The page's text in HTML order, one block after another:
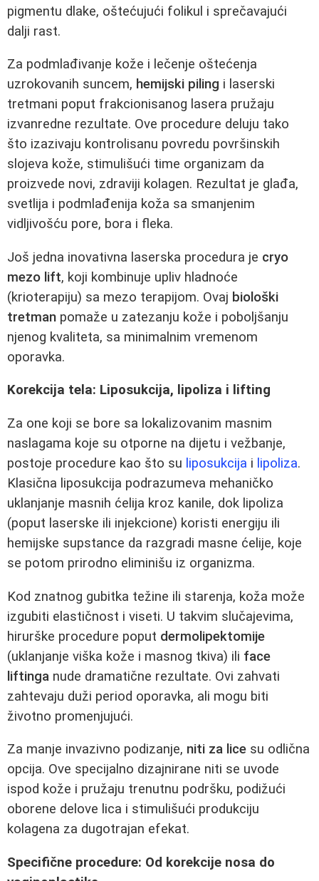
pigmentu dlake, oštećujući folikul i sprečavajući
dalji rast.
Za podmlađivanje kože i lečenje oštećenja
uzrokovanih suncem, hemijski piling i laserski
tretmani poput frakcionisanog lasera pružaju
izvanredne rezultate. Ove procedure deluju tako
što izazivaju kontrolisanu povredu površinskih
slojeva kože, stimulišući time organizam da
proizvede novi, zdraviji kolagen. Rezultat je glađa,
svetlija i podmlađenija koža sa smanjenim
vidljivošću pore, bora i fleka.
Još jedna inovativna laserska procedura je cryo
mezo lift, koji kombinuje upliv hladnoće
(krioterapiju) sa mezo terapijom. Ovaj biološki
tretman pomaže u zatezanju kože i poboljšanju
njenog kvaliteta, sa minimalnim vremenom
oporavka.
Korekcija tela: Liposukcija, lipoliza i lifting
Za one koji se bore sa lokalizovanim masnim
naslagama koje su otporne na dijetu i vežbanje,
postoje procedure kao što su liposukcija i lipoliza.
Klasična liposukcija podrazumeva mehaničko
uklanjanje masnih ćelija kroz kanile, dok lipoliza
(poput laserske ili injekcione) koristi energiju ili
hemijske supstance da razgradi masne ćelije, koje
se potom prirodno eliminišu iz organizma.
Kod znatnog gubitka težine ili starenja, koža može
izgubiti elastičnost i viseti. U takvim slučajevima,
hirurške procedure poput dermolipektomije
(uklanjanje viška kože i masnog tkiva) ili face
liftinga nude dramatične rezultate. Ovi zahvati
zahtevaju duži period oporavka, ali mogu biti
životno promenjujući.
Za manje invazivno podizanje, niti za lice su odlična
opcija. Ove specijalno dizajnirane niti se uvode
ispod kože i pružaju trenutnu podršku, podižući
oborene delove lica i stimulišući produkciju
kolagena za dugotrajan efekat.
Specifične procedure: Od korekcije nosa do